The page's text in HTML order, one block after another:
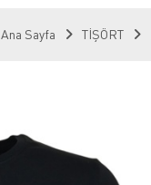
Ana Sayfa TİŞÖRT